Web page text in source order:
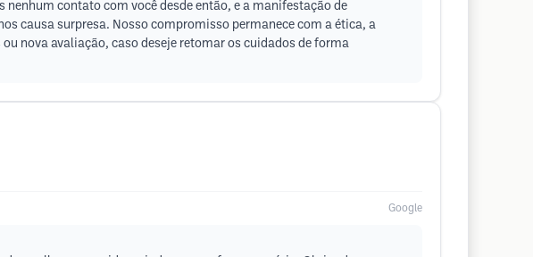
contato com você desde então, e a manifestação de
causa surpresa. Nosso compromisso permanece com a ética, a
nova avaliação, caso deseje retomar os cuidados de forma
Google